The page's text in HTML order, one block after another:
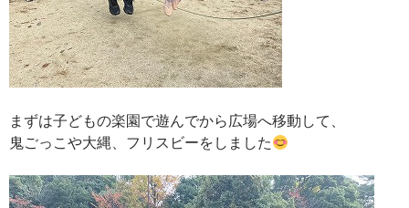
まずは子どもの楽園で遊んでから広場へ移動して、
鬼ごっこや大縄、フリスビーをしました